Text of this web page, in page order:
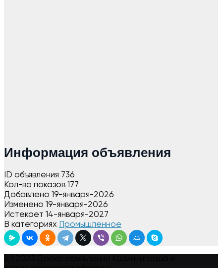
Информация объявления
ID объявления 736
Кол-во показов 177
Добавлено 19-января-2026
Изменено 19-января-2026
Истекает 14-января-2027
В категориях Промышленное